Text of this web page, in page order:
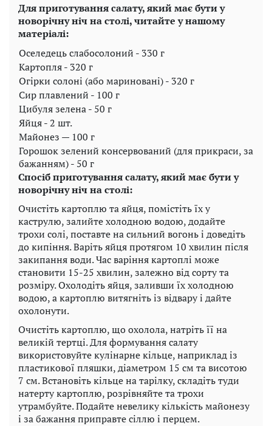
Для приготування салату, який має бути у
новорічну ніч на столі, читайте у нашому
матеріалі:
Оселедець слабосолоний - 330 г
Картопля - 320 г
Огірки солоні (або мариновані) - 320 г
Сир плавлений - 100 г
Цибуля зелена - 50 г
Яйця - 2 шт.
Майонез — 100 г
Горошок зелений консервований (для прикраси, за
бажанням) - 50 г
Спосіб приготування салату, який має бути у
новорічну ніч на столі:
Очистіть картоплю та яйця, помістіть їх у
каструлю, залийте холодною водою, додайте
трохи солі, поставте на сильний вогонь і доведіть
до кипіння. Варіть яйця протягом 10 хвилин після
закипання води. Час варіння картоплі може
становити 15-25 хвилин, залежно від сорту та
розміру. Охолодіть яйця, заливши їх холодною
водою, а картоплю витягніть із відвару і дайте
охолонути.
Очистіть картоплю, що охолола, натріть її на
великій тертці. Для формування салату
використовуйте кулінарне кільце, наприклад із
пластикової пляшки, діаметром 15 см та висотою
7 см. Встановіть кільце на тарілку, складіть туди
натерту картоплю, розрівняйте та трохи
утрамбуйте. Подайте невелику кількість майонезу
і за бажання приправте сіллю і перцем.